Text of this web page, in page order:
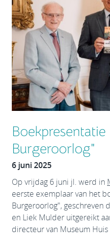
Burgeroorlog"
6 juni 2025
Op vrijdag 6 juni jl. werd in
eerste exemplaar van het
Burgeroorlog", geschreven
en Liek Mulder uitgereikt
directeur van Museum Huis